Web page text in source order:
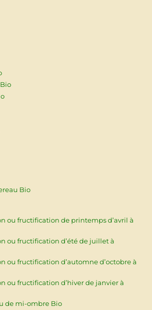
Bio
ou fructification de printemps d’avril à
ou fructification d’été de juillet à
ou fructification d’automne d’octobre à
ou fructification d’hiver de janvier à
de mi-ombre Bio